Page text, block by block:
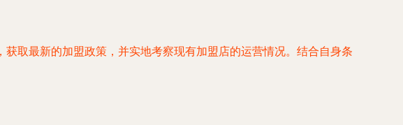
取最新的加盟政策，并实地考察现有加盟店的运营情况。结合自身条